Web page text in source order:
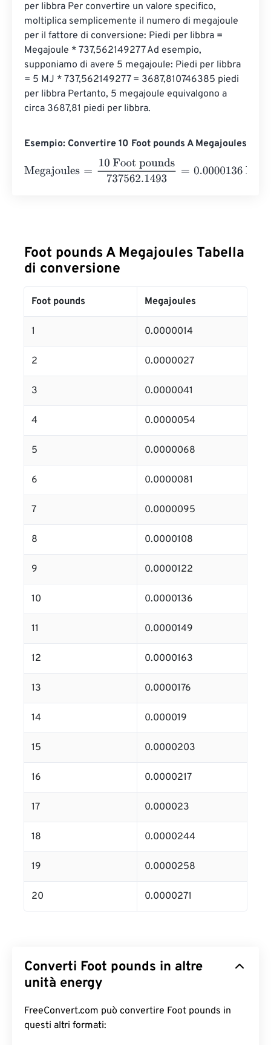
per libbra Per convertire un valore specifico,
moltiplica semplicemente il numero di megajoule
per il fattore di conversione: Piedi per libbra =
Megajoule * 737,562149277 Ad esempio,
supponiamo di avere 5 megajoule: Piedi per libbra
= 5 MJ * 737,562149277 = 3687,810746385 piedi
per libbra Pertanto, 5 megajoule equivalgono a
circa 3687,81 piedi per libbra.
Esempio: Convertire 10 Foot pounds A Megajoules
Megajoules
10 Foot pounds737562.1493 =0.0000136
Foot pounds A Megajoules Tabella
di conversione
Foot pounds Megajoules
1 0.0000014
2 0.0000027
3 0.0000041
4 0.0000054
5 0.0000068
6 0.0000081
7 0.0000095
8 0.0000108
9 0.0000122
10 0.0000136
11 0.0000149
12 0.0000163
13 0.0000176
14 0.000019
15 0.0000203
16 0.0000217
17 0.000023
18 0.0000244
19 0.0000258
20 0.0000271
Converti Foot pounds in altre
unità energy
FreeConvert.com può convertire Foot pounds in
questi altri formati: